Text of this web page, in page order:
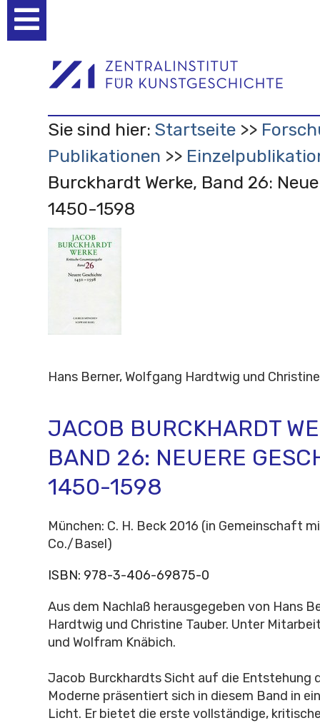
Werkzeuge
Sie sind hier: Startseite
Publikationen
Burckhardt Werke, Band 26:
1450-1598
Hans Berner, Wolfgang Hardtwig und
JACOB BURCKHARDT
BAND 26: NEUERE
1450-1598
München: C. H. Beck 2016 (in Gemeinschaft
Co./Basel)
ISBN: 978-3-406-69875-0
Aus dem Nachlaß herausgegeben von Hans
Hardtwig und Christine Tauber. Unter
und Wolfram Knäbich.
Jacob Burckhardts Sicht auf die Entstehung
Moderne präsentiert sich in diesem Band in
Licht. Er bietet die erste vollständige,